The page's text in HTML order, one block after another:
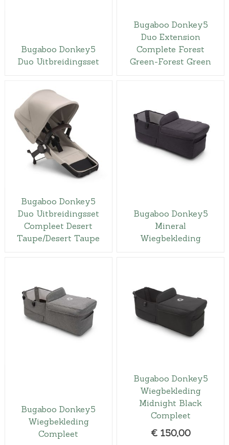
Bugaboo Donkey5
Duo Uitbreidingsset
Bugaboo Donkey5
Duo Extension
Complete Forest
Green-Forest Green
Bugaboo Donkey5
Duo Uitbreidingsset
Compleet Desert
Taupe/Desert Taupe
Bugaboo Donkey5
Mineral
Wiegbekleding
Bugaboo Donkey5
Wiegbekleding
Compleet
Bugaboo Donkey5
Wiegbekleding
Midnight Black
Compleet
€ 150,00